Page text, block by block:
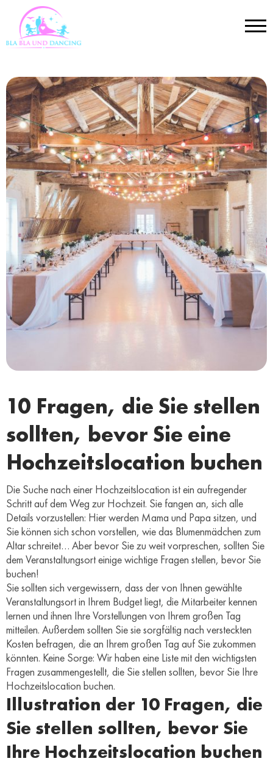
10 Fragen, die Sie stellen
sollten, bevor Sie eine
Hochzeitslocation buchen
Die Suche nach einer Hochzeitslocation ist ein aufregender
Schritt auf dem Weg zur Hochzeit. Sie fangen an, sich alle
Details vorzustellen: Hier werden Mama und Papa sitzen, und
Sie können sich schon vorstellen, wie das Blumenmädchen zum
Altar schreitet… Aber bevor Sie zu weit vorpreschen, sollten Sie
dem Veranstaltungsort einige wichtige Fragen stellen, bevor Sie
buchen!
Sie sollten sich vergewissern, dass der von Ihnen gewählte
Veranstaltungsort in Ihrem Budget liegt, die Mitarbeiter kennen
lernen und ihnen Ihre Vorstellungen von Ihrem großen Tag
mitteilen. Außerdem sollten Sie sie sorgfältig nach versteckten
Kosten befragen, die an Ihrem großen Tag auf Sie zukommen
könnten. Keine Sorge: Wir haben eine Liste mit den wichtigsten
Fragen zusammengestellt, die Sie stellen sollten, bevor Sie Ihre
Hochzeitslocation buchen.
Illustration der 10 Fragen, die
Sie stellen sollten, bevor Sie
Ihre Hochzeitslocation buchen